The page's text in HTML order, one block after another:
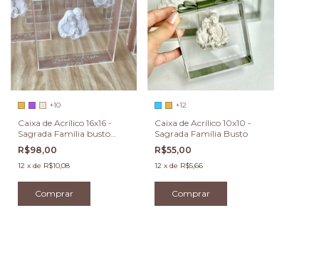
+10
Caixa de Acrílico 16x16 -
Sagrada Família busto
com gravação
R$98,00
12 x de R$10,08
Comprar
+12
Caixa de Acrílico 10x10 -
Sagrada Família Busto
R$55,00
12 xde R$5,66
Comprar